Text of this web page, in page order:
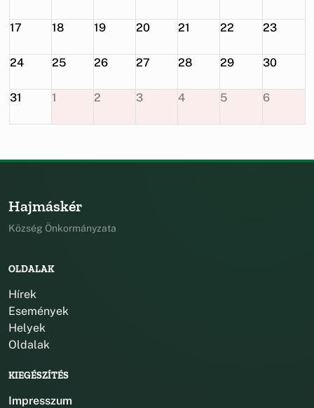
17 18 19 20 21 22 23
24 25 26 27 28 29 30
31 1 2 3 4 5 6
Hajmáskér
Község Önkormányzata
OLDALAK
Hírek
Események
Helyek
Oldalak
KIEGÉSZÍTÉS
Impresszum